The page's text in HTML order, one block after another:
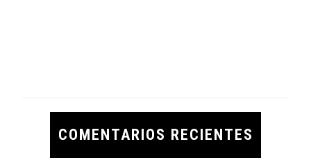
COMENTARIOS RECIENTES